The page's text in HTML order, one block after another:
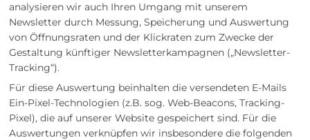
analysieren wir auch Ihren Umgang mit unserem
Newsletter durch Messung, Speicherung und Auswertung
von Öffnungsraten und der Klickraten zum Zwecke der
Gestaltung künftiger Newsletterkampagnen („Newsletter-
Tracking“).
Für diese Auswertung beinhalten die versendeten E-Mails
Ein-Pixel-Technologien (z.B. sog. Web-Beacons, Tracking-
Pixel), die auf unserer Website gespeichert sind. Für die
Auswertungen verknüpfen wir insbesondere die folgenden